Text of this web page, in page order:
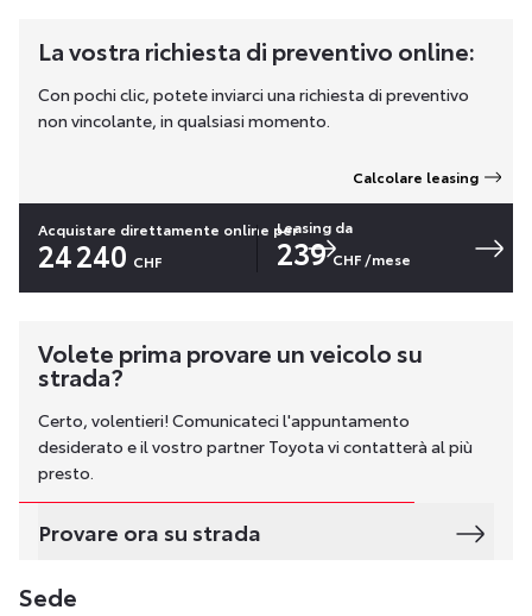
La vostra richiesta di preventivo online:
Con pochi clic, potete inviarci una richiesta di preventivo
non vincolante, in qualsiasi momento.
Calcolare leasing
Acquistare direttamente online per
24 240 CHF
Leasing da
239 CHF/mese
Volete prima provare un veicolo su
strada?
Certo, volentieri! Comunicateci l'appuntamento
desiderato e il vostro partner Toyota vi contatterà al più
presto.
Provare ora su strada
Sede